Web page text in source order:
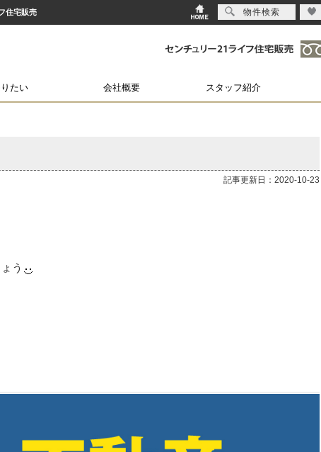
住宅販売
たい 会社概要 スタッフ紹介
記事更新日：2020-10-23
う
物件検索